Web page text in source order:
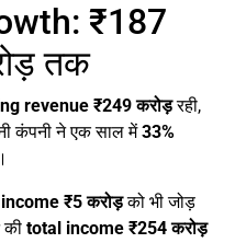
₹187
तक
revenue ₹249 करोड़रही,
कंपनी ने एक साल में33%
₹5 करोड़को भी जोड़
की total income ₹254 करोड़